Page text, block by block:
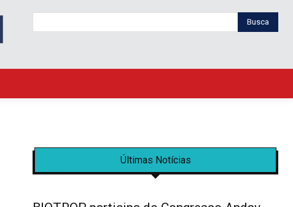
Busca
Últimas Notícias